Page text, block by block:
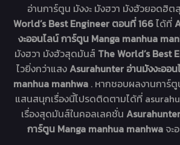
อ่านการ์ตูน มังงะ มังฮวา มังฮัวยอดฮิต
World’s Best Engineer ตอนที่ 166ได้ที่
งะออนไลน์ การ์ตูน Manga manhua
มังฮวา มังฮัวสุดมันส์ The World’s Best
ไวยิ่งกว่าแสงAsurahunter อ่านมังงะออ
manhua manhwa . หากชอบผลงานการ์ตู
แสนสนุกเรื่องนี้โปรดติดตามได้ที่
เรื่องสุดมันส์ในคอลเลคชั่น
การ์ตูน Manga manhua manhwa จะ